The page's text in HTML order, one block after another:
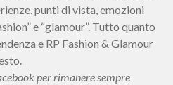
punti di vista, emozioni
e “glamour”. Tutto quanto
e RP Fashion & Glamour
per rimanere sempre